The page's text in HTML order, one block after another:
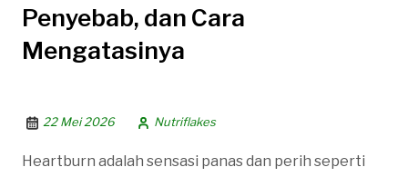
Penyebab, dan Cara
Mengatasinya
22 Mei 2026 Nutriflakes
Heartburn adalah sensasi panas dan perih seperti